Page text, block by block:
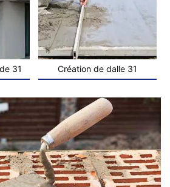
31 Création de dalle 31